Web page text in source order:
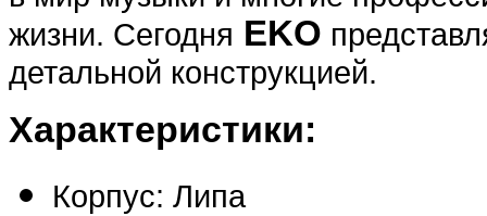
жизни. Сегодня EKO
детальной конструкцией.
Характеристики:
Корпус: Липа